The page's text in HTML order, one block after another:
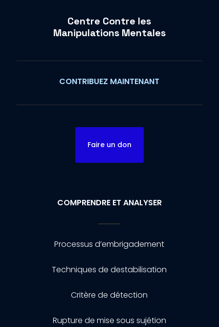
Centre Contre les
Manipulations Mentales
CONTRIBUEZ MAINTENANT
Faire un don
COMPRENDRE ET ANALYSER
Processus d’embrigadement
Techniques de destabilisation
Critère de détection
Rupture de mise sous sujétion